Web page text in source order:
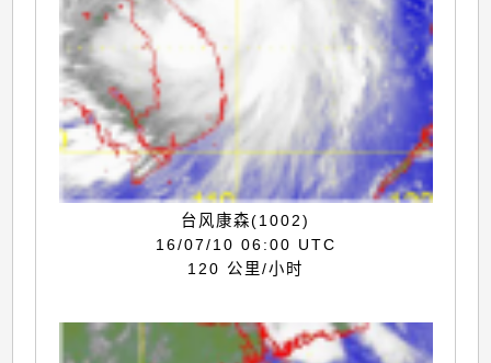
台风康森(1002)
16/07/10 06:00 UTC
120 公里/小时